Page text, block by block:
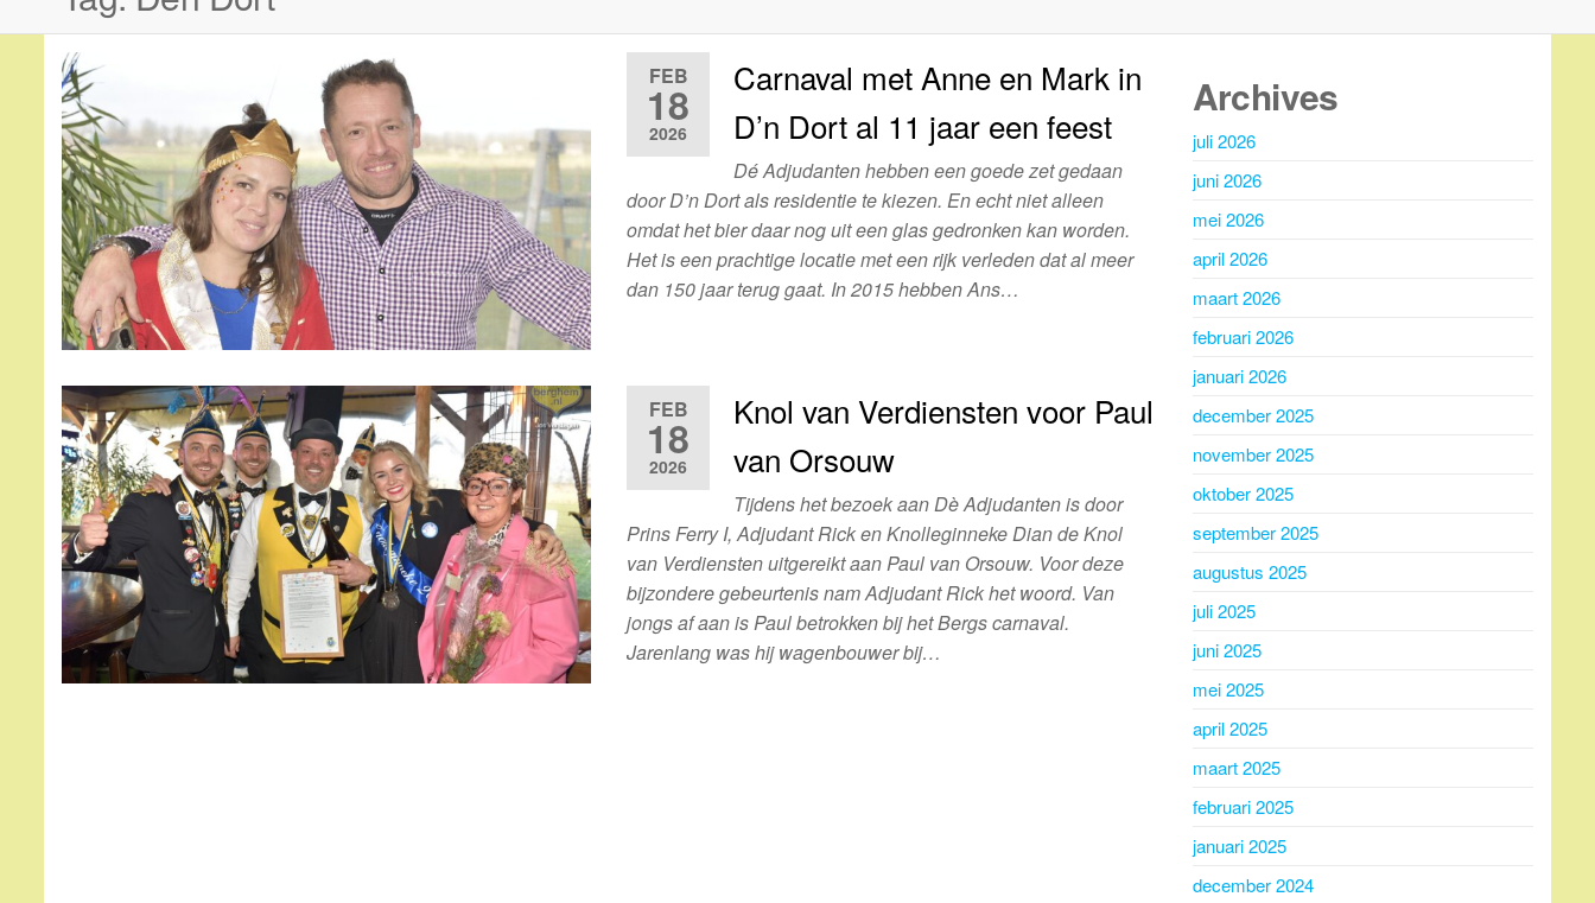
FEB
18
2026
Carnaval met Anne en Mark in
D’n Dort al 11 jaar een feest
Dé Adjudanten hebben een goede zet gedaan
door D’n Dort als residentie te kiezen. En echt niet alleen
omdat het bier daar nog uit een glas gedronken kan worden.
Het is een prachtige locatie met een rijk verleden dat al meer
dan 150 jaar terug gaat. In 2015 hebben Ans…
FEB
18
2026
Knol van Verdiensten voor Paul
van Orsouw
Tijdens het bezoek aan Dè Adjudanten is door
Prins Ferry I, Adjudant Rick en Knolleginneke Dian de Knol
van Verdiensten uitgereikt aan Paul van Orsouw. Voor deze
bijzondere gebeurtenis nam Adjudant Rick het woord. Van
jongs af aan is Paul betrokken bij het Bergs carnaval.
Jarenlang was hij wagenbouwer bij…
Archives
juli 2026
juni 2026
mei 2026
april 2026
maart 2026
februari 2026
januari 2026
december 2025
november 2025
oktober 2025
september 2025
augustus 2025
juli 2025
juni 2025
mei 2025
april 2025
maart 2025
februari 2025
januari 2025
december 2024